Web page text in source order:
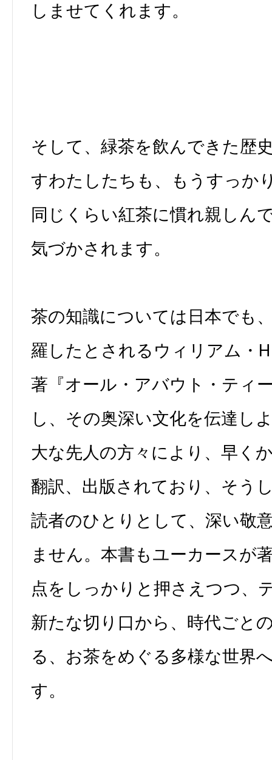
しませてくれます。
そして、緑茶を飲んできた歴
すわたしたちも、もうすっか
同じくらい紅茶に慣れ親しん
気づかされます。
茶の知識については日本でも
羅したとされるウィリアム・
著『オール・アバウト・ティ
し、その奥深い文化を伝達し
大な先人の方々により、早く
翻訳、出版されており、そう
読者のひとりとして、深い敬
ません。本書もユーカースが
点をしっかりと押さえつつ、
新たな切り口から、時代ごと
る、お茶をめぐる多様な世界
す。